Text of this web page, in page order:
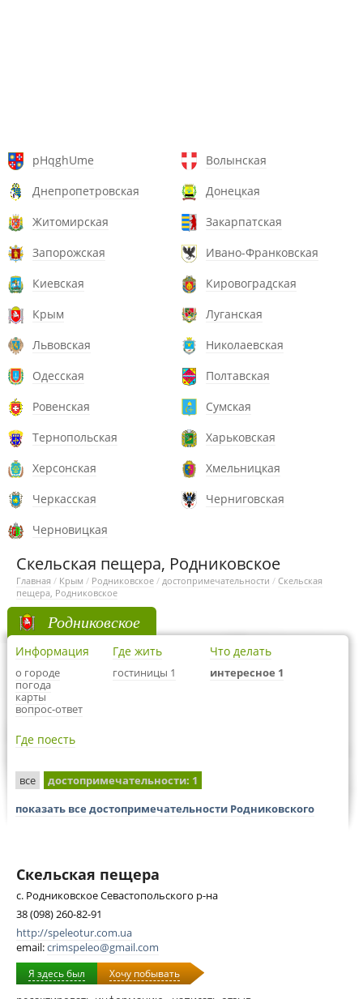
pHqghUme
Волынская
Днепропетровская
Донецкая
Житомирская
Закарпатская
Запорожская
Ивано-Франковская
Киевская
Кировоградская
Крым
Луганская
Львовская
Николаевская
Одесская
Полтавская
Ровенская
Сумская
Тернопольская
Харьковская
Херсонская
Хмельницкая
Черкасская
Черниговская
Черновицкая
Скельская пещера, Родниковское
Главная / Крым / Родниковское / достопримечательности / Скельская
пещера, Родниковское
Родниковское
Информация
о городе
погода
карты
вопрос-ответ
Где жить
гостиницы 1
Что делать
интересное 1
Где поесть
все достопримечательности: 1
показать все достопримечательности Родниковского
Скельская пещера
с. Родниковское Севастопольского р-на
38 (098) 260-82-91
http://speleotur.com.ua
email:crimspeleo@gmail.com
Я здесь был Хочу побывать